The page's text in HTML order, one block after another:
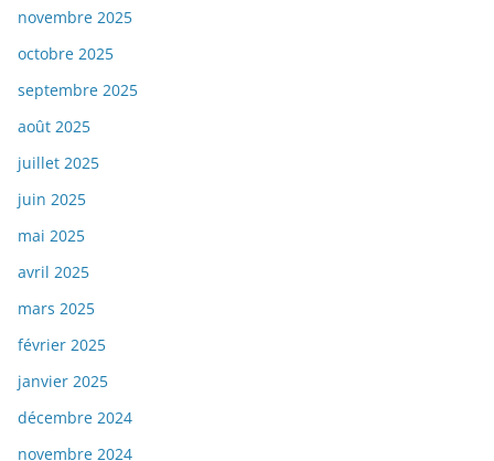
novembre 2025
octobre 2025
septembre 2025
août 2025
juillet 2025
juin 2025
mai 2025
avril 2025
mars 2025
février 2025
janvier 2025
décembre 2024
novembre 2024